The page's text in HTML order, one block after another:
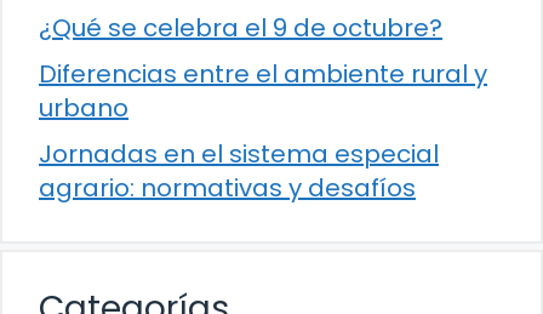
¿Qué se celebra el 9 de octubre?
Diferencias entre el ambiente rural y
urbano
Jornadas en el sistema especial
agrario: normativas y desafíos